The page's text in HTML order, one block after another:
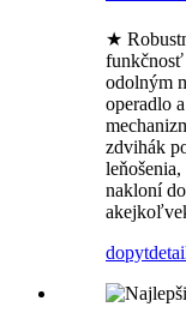
★
funkčnosť
odolným
operadlo
zdvihák
nakloní
dopyt